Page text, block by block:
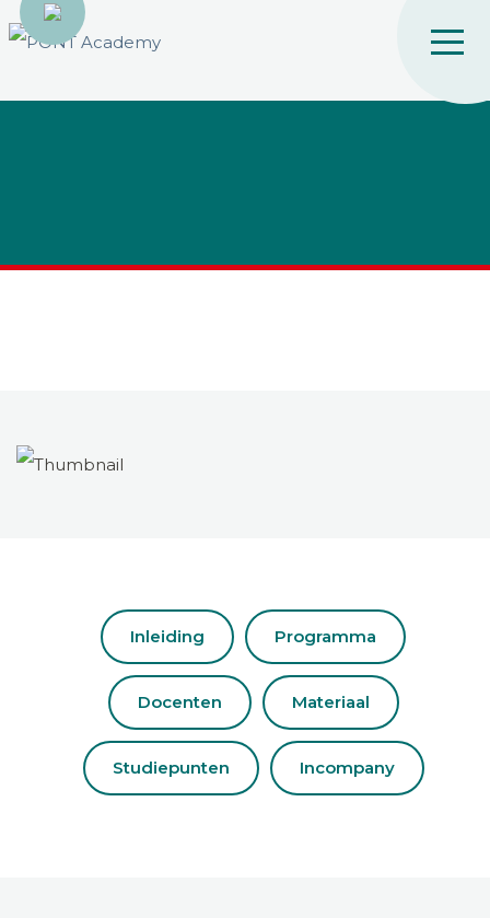
Inleiding Programma
Docenten Materiaal
Studiepunten Incompany